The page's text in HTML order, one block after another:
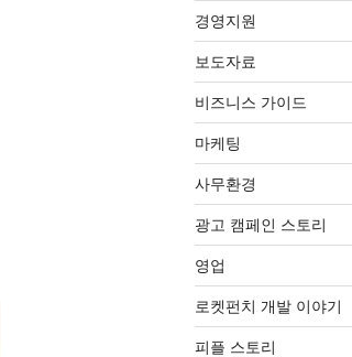
경영지원
보도자료
비즈니스 가이드
마케팅
사무환경
광고 캠페인 스토리
영업
로켓펀치 개발 이야기
피플 스토리